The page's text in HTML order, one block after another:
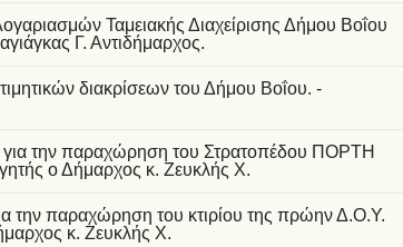
Ταμειακής Διαχείρισης Δήμου Βοΐου
Γ. Αντιδήμαρχος.
διακρίσεων του Δήμου Βοΐου. -
την παραχώρηση του Στρατοπέδου ΠΟΡΤΗ
ο Δήμαρχος κ. Ζευκλής Χ.
την παραχώρηση του κτιρίου της πρώην Δ.Ο.Υ.
κ. Ζευκλής Χ.